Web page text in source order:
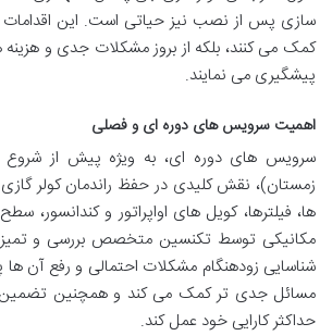
سازی پس از نصب نیز حیاتی است. این اقدامات
کمک می کنند، بلکه از بروز مشکلات جدی و هزینه
پیشگیری می نمایند.
اهمیت سرویس های دوره ای و فصلی
سرویس های دوره ای، به ویژه پیش از
زمستان)، نقش کلیدی در حفظ راندمان کولر
ها، فیلترها، کویل های اواپراتور و کندانسور،
مکانیکی توسط تکنسین متخصص بررسی و تمیز
شناسایی زودهنگام مشکلات احتمالی و رفع آن
مسائل جدی تر کمک می کند و همچنین تضمین
حداکثر کارایی خود عمل کند.